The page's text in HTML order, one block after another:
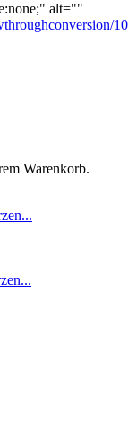
alt=""
Warenkorb.